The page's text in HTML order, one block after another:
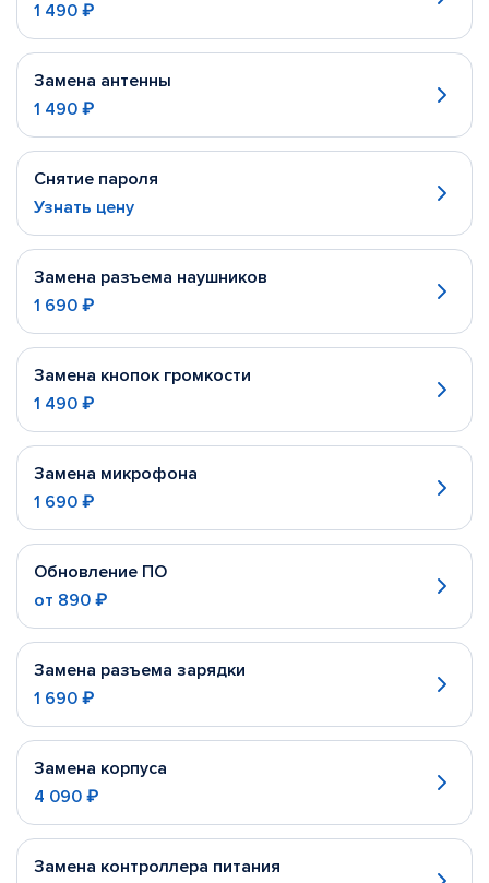
1 490 ₽
Замена антенны
1 490 ₽
Снятие пароля
Узнать цену
Замена разъема наушников
1 690 ₽
Замена кнопок громкости
1 490 ₽
Замена микрофона
1 690 ₽
Обновление ПО
от 890 ₽
Замена разъема зарядки
1 690 ₽
Замена корпуса
4 090 ₽
Замена контроллера питания